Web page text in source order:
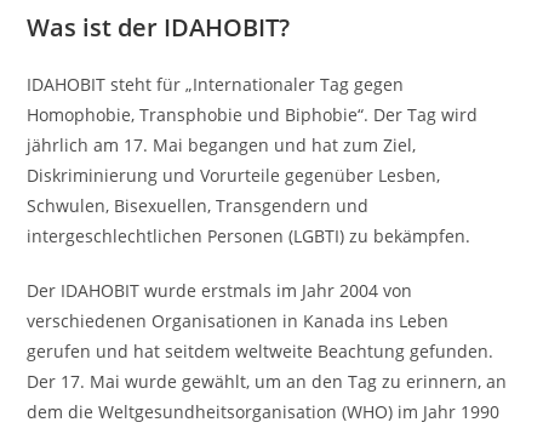
Was ist der IDAHOBIT?
IDAHOBIT steht für „Internationaler Tag gegen
Homophobie, Transphobie und Biphobie“. Der Tag wird
jährlich am 17. Mai begangen und hat zum Ziel,
Diskriminierung und Vorurteile gegenüber Lesben,
Schwulen, Bisexuellen, Transgendern und
intergeschlechtlichen Personen (LGBTI) zu bekämpfen.
Der IDAHOBIT wurde erstmals im Jahr 2004 von
verschiedenen Organisationen in Kanada ins Leben
gerufen und hat seitdem weltweite Beachtung gefunden.
Der 17. Mai wurde gewählt, um an den Tag zu erinnern, an
dem die Weltgesundheitsorganisation (WHO) im Jahr 1990